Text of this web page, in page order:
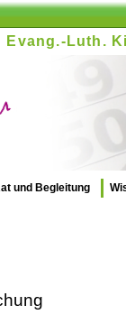
Evang.-Luth.
und Begleitung